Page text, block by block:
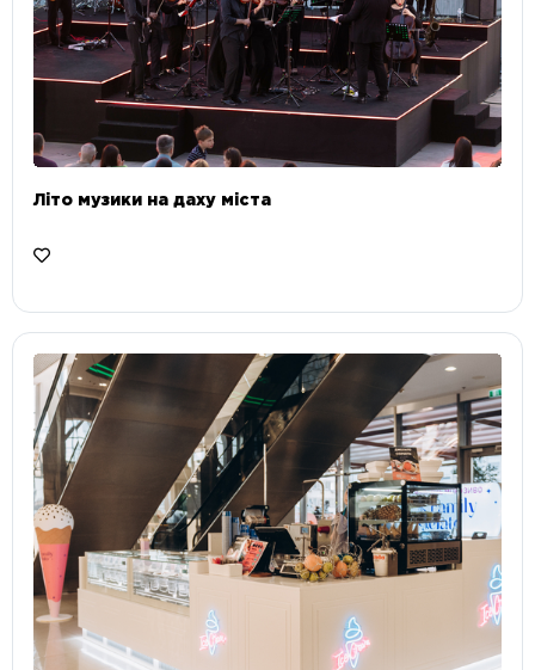
Літо музики на даху міста